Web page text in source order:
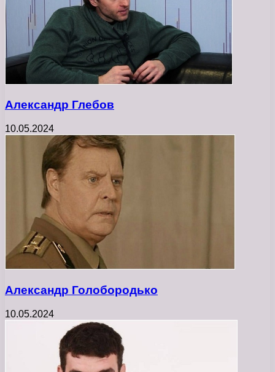
Александр Глебов
10.05.2024
Александр Голобородько
10.05.2024